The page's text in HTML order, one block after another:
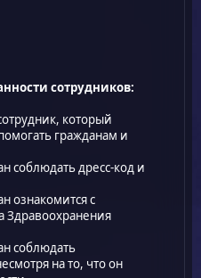
сотрудников:
который
гражданам и
соблюдать дресс-код и
ознакомится с
Здравоохранения
соблюдать
на то, что он